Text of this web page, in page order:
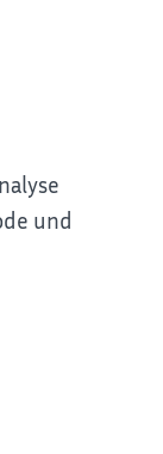
und